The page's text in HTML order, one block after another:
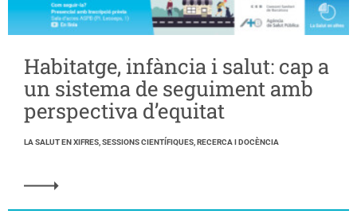
Habitatge, infància i salut: cap a
un sistema de seguiment amb
perspectiva d’equitat
LA SALUT EN XIFRES, SESSIONS CIENTÍFIQUES, RECERCA I DOCÈNCIA